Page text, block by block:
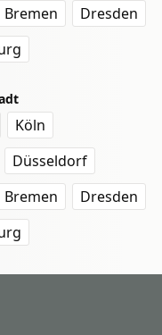
Bremen
Dresden
Köln
Düsseldorf
Bremen
Dresden